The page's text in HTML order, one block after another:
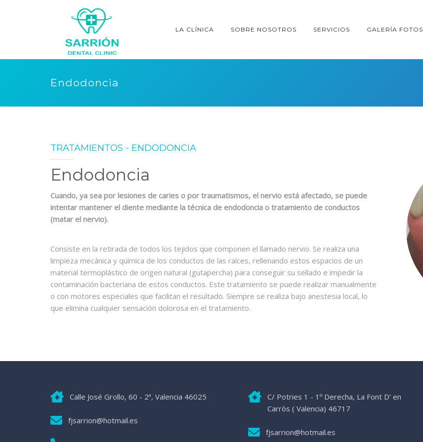
LA CLÍNICA SOBRE NOSOTROS SERVICIOS GALERÍA FOTOS
Endodoncia
TRATAMIENTOS - ENDODONCIA
Endodoncia
Cuando, ya sea por lesiones de caries o por traumatismos, el nervio está afectado, se puede
intentar mantener el diente mediante la técnica de endodoncia o tratamiento de conductos
(matar el nervio).
Consiste en la retirada de todos los tejidos que componen el llamado nervio. Se realiza una
limpieza mecánica y química de los conductos de las raíces, rellenando estos espacios de un
material termoplástico de origen natural (gutapercha) para conseguir su sellado e impedir la
contaminación bacteriana de estos conductos. Este tratamiento se puede realizar manualmente
o con motores especiales que facilitan el resultado. Siempre se realiza bajo anestesia local, lo
que elimina cualquier sensación dolorosa en el tratamiento.
Calle José Grollo, 60 - 2ª, Valencia 46025
fjsarrion@hotmail.es
C/ Potries 1 - 1º Derecha, La Font D’ en
Carròs ( Valencia) 46717
fjsarrion@hotmail.es